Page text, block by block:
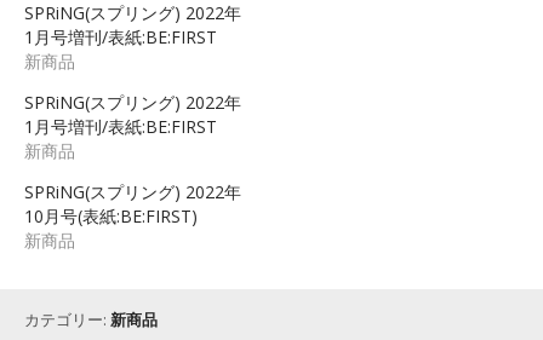
SPRiNG(スプリング) 2022年
1月号増刊/表紙:BE:FIRST
新商品
SPRiNG(スプリング) 2022年
1月号増刊/表紙:BE:FIRST
新商品
SPRiNG(スプリング) 2022年
10月号(表紙:BE:FIRST)
新商品
カテゴリー: 新商品